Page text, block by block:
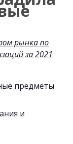
рынка по
за 2021
предметы
и